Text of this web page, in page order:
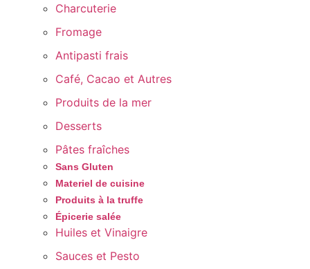
Charcuterie
Fromage
Antipasti frais
Café, Cacao et Autres
Produits de la mer
Desserts
Pâtes fraîches
Sans Gluten
Materiel de cuisine
Produits à la truffe
Épicerie salée
Huiles et Vinaigre
Sauces et Pesto